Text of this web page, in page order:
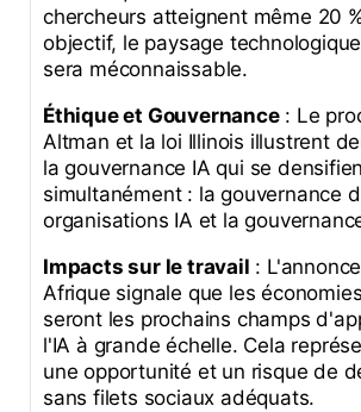
chercheurs atteignent même 20
objectif, le paysage
sera méconnaissable.
Éthique et Gouvernance: Le
Altman et la loi Illinois illustrent
la gouvernance IA qui se
simultanément : la gouvernance
organisations IA et la
Impacts sur le travail :
Afrique signale que les
seront les prochains champs
l'IA à grande échelle. Cela
une opportunité et un risque de
sans filets sociaux adéquats.